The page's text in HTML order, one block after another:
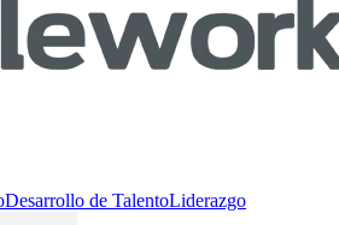
Desarrollo de TalentoLiderazgo